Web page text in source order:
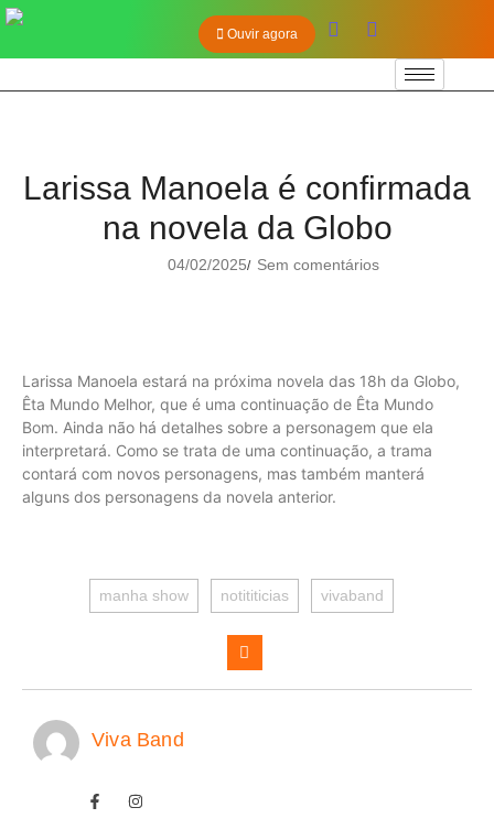
Ouvir agora
Larissa Manoela é confirmada
na novela da Globo
04/02/2025/ Sem comentários
Larissa Manoela estará na próxima novela das 18h da Globo,
Êta Mundo Melhor, que é uma continuação de Êta Mundo
Bom. Ainda não há detalhes sobre a personagem que ela
interpretará. Como se trata de uma continuação, a trama
contará com novos personagens, mas também manterá
alguns dos personagens da novela anterior.
manha show notititicias vivaband
Viva Band